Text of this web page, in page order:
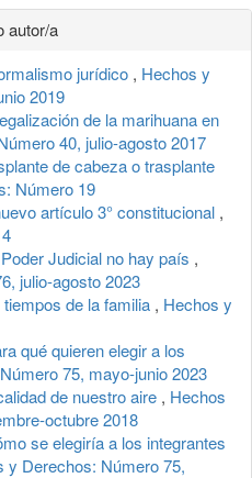
autor/a
jurídico , Hechos y
2019
de la marihuana en
40, julio-agosto 2017
de cabeza o trasplante
Número 19
artículo 3° constitucional ,
Judicial no hay país ,
julio-agosto 2023
tiempos de la familia , Hechos y
qué quieren elegir a los
75, mayo-junio 2023
de nuestro aire , Hechos
octubre 2018
se elegiría a los integrantes
y Derechos: Número 75,